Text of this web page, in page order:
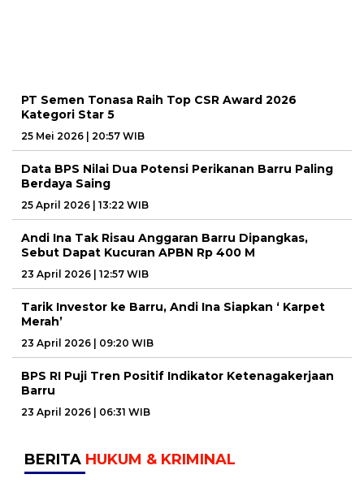
PT Semen Tonasa Raih Top CSR Award 2026
Kategori Star 5
25 Mei 2026 | 20:57 WIB
Data BPS Nilai Dua Potensi Perikanan Barru Paling
Berdaya Saing
25 April 2026 | 13:22 WIB
Andi Ina Tak Risau Anggaran Barru Dipangkas,
Sebut Dapat Kucuran APBN Rp 400 M
23 April 2026 | 12:57 WIB
Tarik Investor ke Barru, Andi Ina Siapkan ‘ Karpet
Merah’
23 April 2026 | 09:20 WIB
BPS RI Puji Tren Positif Indikator Ketenagakerjaan
Barru
23 April 2026 | 06:31 WIB
BERITA HUKUM & KRIMINAL